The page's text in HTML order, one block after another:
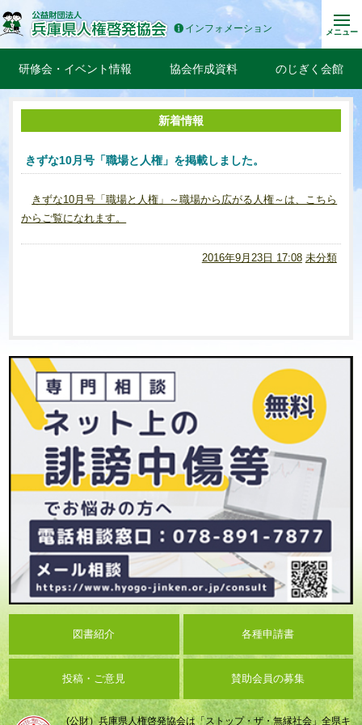
インフォメーション メニュー
研修会・イベント情報 協会作成資料 のじぎく会館
新着情報
きずな10月号「職場と人権」を掲載しました。
きずな10月号「職場と人権」～職場から広がる人権～は、こちら
からご覧になれます。
2016年9月23日 17:08 未分類
図書紹介 各種申請書
投稿・ご意見 賛助会員の募集
(公財）兵庫県人権啓発協会は「ストップ・ザ・無縁社会」全県キ